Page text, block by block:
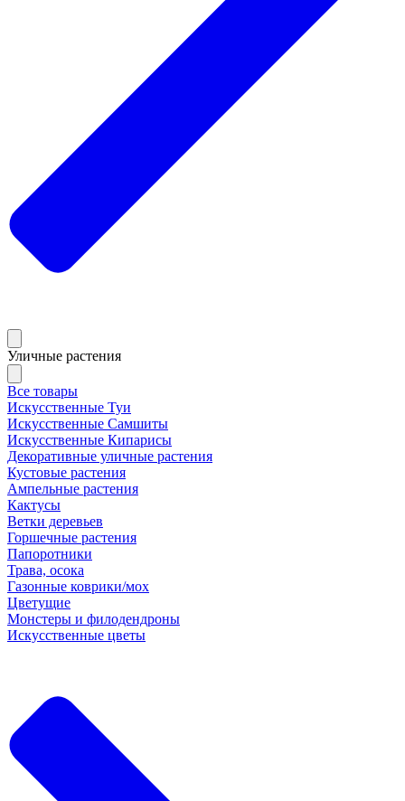
Уличные растения
Все товары
Искусственные Туи
Искусственные Самшиты
Искусственные Кипарисы
Декоративные уличные растения
Кустовые растения
Ампельные растения
Кактусы
Ветки деревьев
Горшечные растения
Папоротники
Трава, осока
Газонные коврики/мох
Цветущие
Монстеры и филодендроны
Искусственные цветы